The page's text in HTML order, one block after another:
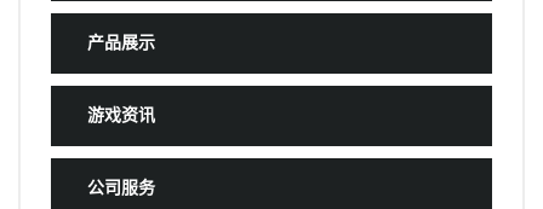
产品展示
游戏资讯
公司服务